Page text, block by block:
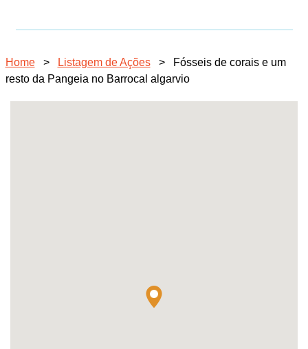
Home > Listagem de Ações >
Fósseis de corais e um
resto da Pangeia no Barrocal algarvio